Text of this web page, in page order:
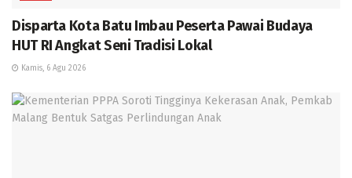
Disparta Kota Batu Imbau Peserta Pawai Budaya
HUT RI Angkat Seni Tradisi Lokal
Kamis, 6 Agu 2026